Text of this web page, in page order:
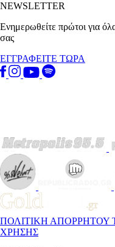
NEWSLETTER
Ενημερωθείτε πρώτοι για
σας
ΕΓΓΡΑΦΕΙΤΕ ΤΩΡΑ
ΠΟΛΙΤΙΚΗ ΑΠΟΡΡΗΤΟΥ
ΧΡΗΣΗΣ